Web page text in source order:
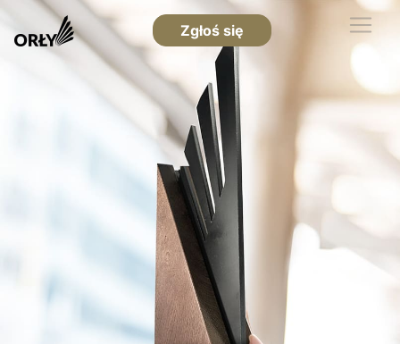
Zgłoś się